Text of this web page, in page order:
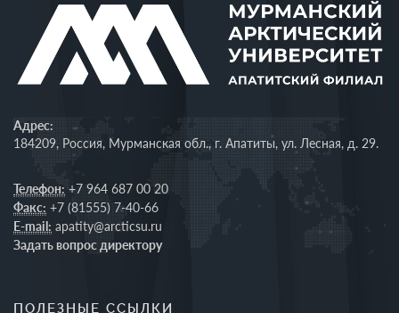
Адрес:
184209, Россия, Мурманская обл., г. Апатиты, ул. Лесная, д. 29.
Телефон: +7 964 687 00 20
Факс: +7 (81555) 7-40-66
E-mail: apatity@arcticsu.ru
Задать вопрос директору
ПОЛЕЗНЫЕ ССЫЛКИ